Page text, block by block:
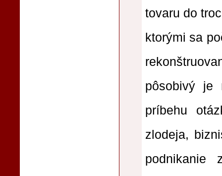
tovaru do
ktorými sa
pôsobivý je
príbehu
zlodeja,
podnikanie